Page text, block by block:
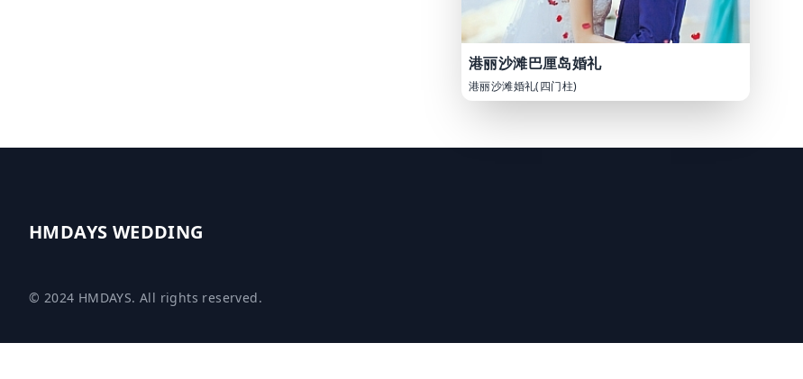
港丽沙滩巴厘岛婚礼
港丽沙滩婚礼(四门柱)
HMDAYS WEDDING
© 2024 HMDAYS. All rights reserved.